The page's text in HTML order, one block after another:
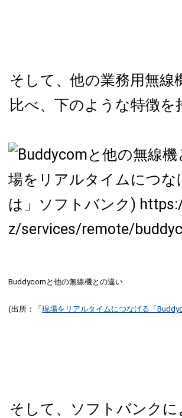
そして、他の業務用無
比べ、下のような特徴
Buddycomと他の無線機との違い
(出所：「現場をリアルタイムにつなげる「
そして、ソフトバンク